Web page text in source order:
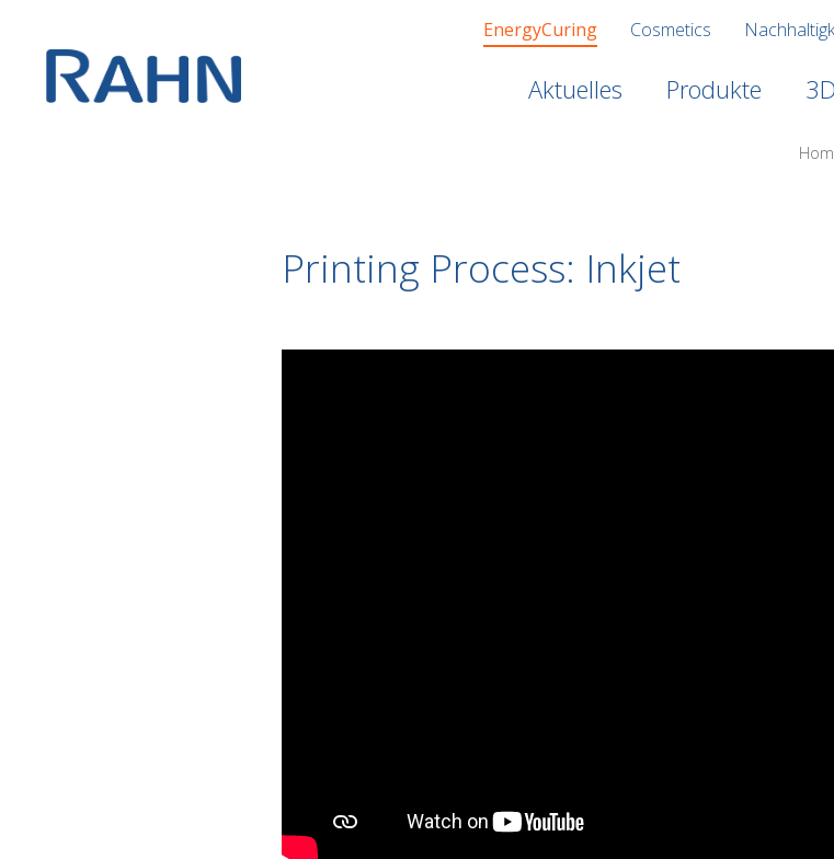
EnergyCuring Cosmetics
Aktuelles Produkte
Printing Process: Inkjet